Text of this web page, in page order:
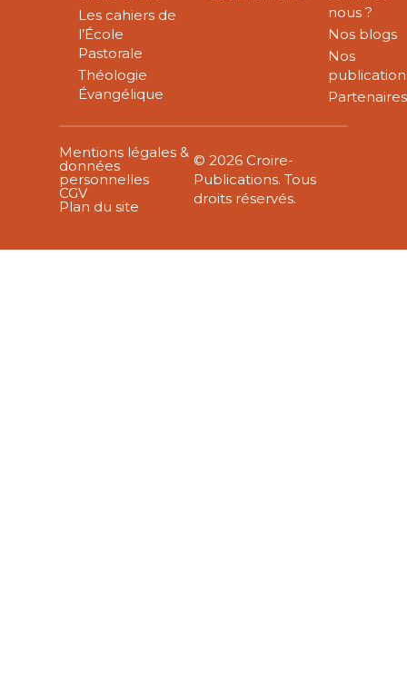
Les cahiers de
l’École
Pastorale
Théologie
Évangélique
nous ?
Nos blogs
Nos
Partenaires
Mentions légales &
données
personnelles
CGV
Plan du site
© 2026 Croire-
Publications. Tous
droits réservés.